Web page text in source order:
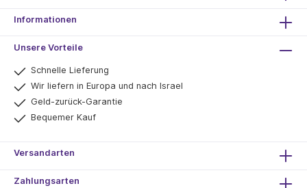
Informationen
Unsere Vorteile
Schnelle Lieferung
Wir liefern in Europa und nach Israel
Geld-zurück-Garantie
Bequemer Kauf
Versandarten
Zahlungsarten